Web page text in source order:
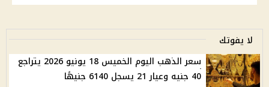
لا يفوتك
سعر الذهب اليوم الخميس 18 يونيو 2026 يتراجع
40 جنيه وعيار 21 يسجل 6140 جنيهًا